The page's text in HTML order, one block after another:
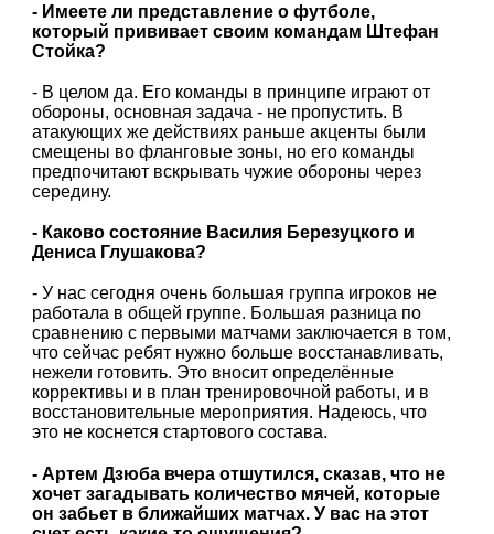
- Имеете ли представление о футболе,
который прививает своим командам Штефан
Стойка?
- В целом да. Его команды в принципе играют от
обороны, основная задача - не пропустить. В
атакующих же действиях раньше акценты были
смещены во фланговые зоны, но его команды
предпочитают вскрывать чужие обороны через
середину.
- Каково состояние Василия Березуцкого и
Дениса Глушакова?
- У нас сегодня очень большая группа игроков не
работала в общей группе. Большая разница по
сравнению с первыми матчами заключается в том,
что сейчас ребят нужно больше восстанавливать,
нежели готовить. Это вносит определённые
коррективы и в план тренировочной работы, и в
восстановительные мероприятия. Надеюсь, что
это не коснется стартового состава.
- Артем Дзюба вчера отшутился, сказав, что не
хочет загадывать количество мячей, которые
он забьет в ближайших матчах. У вас на этот